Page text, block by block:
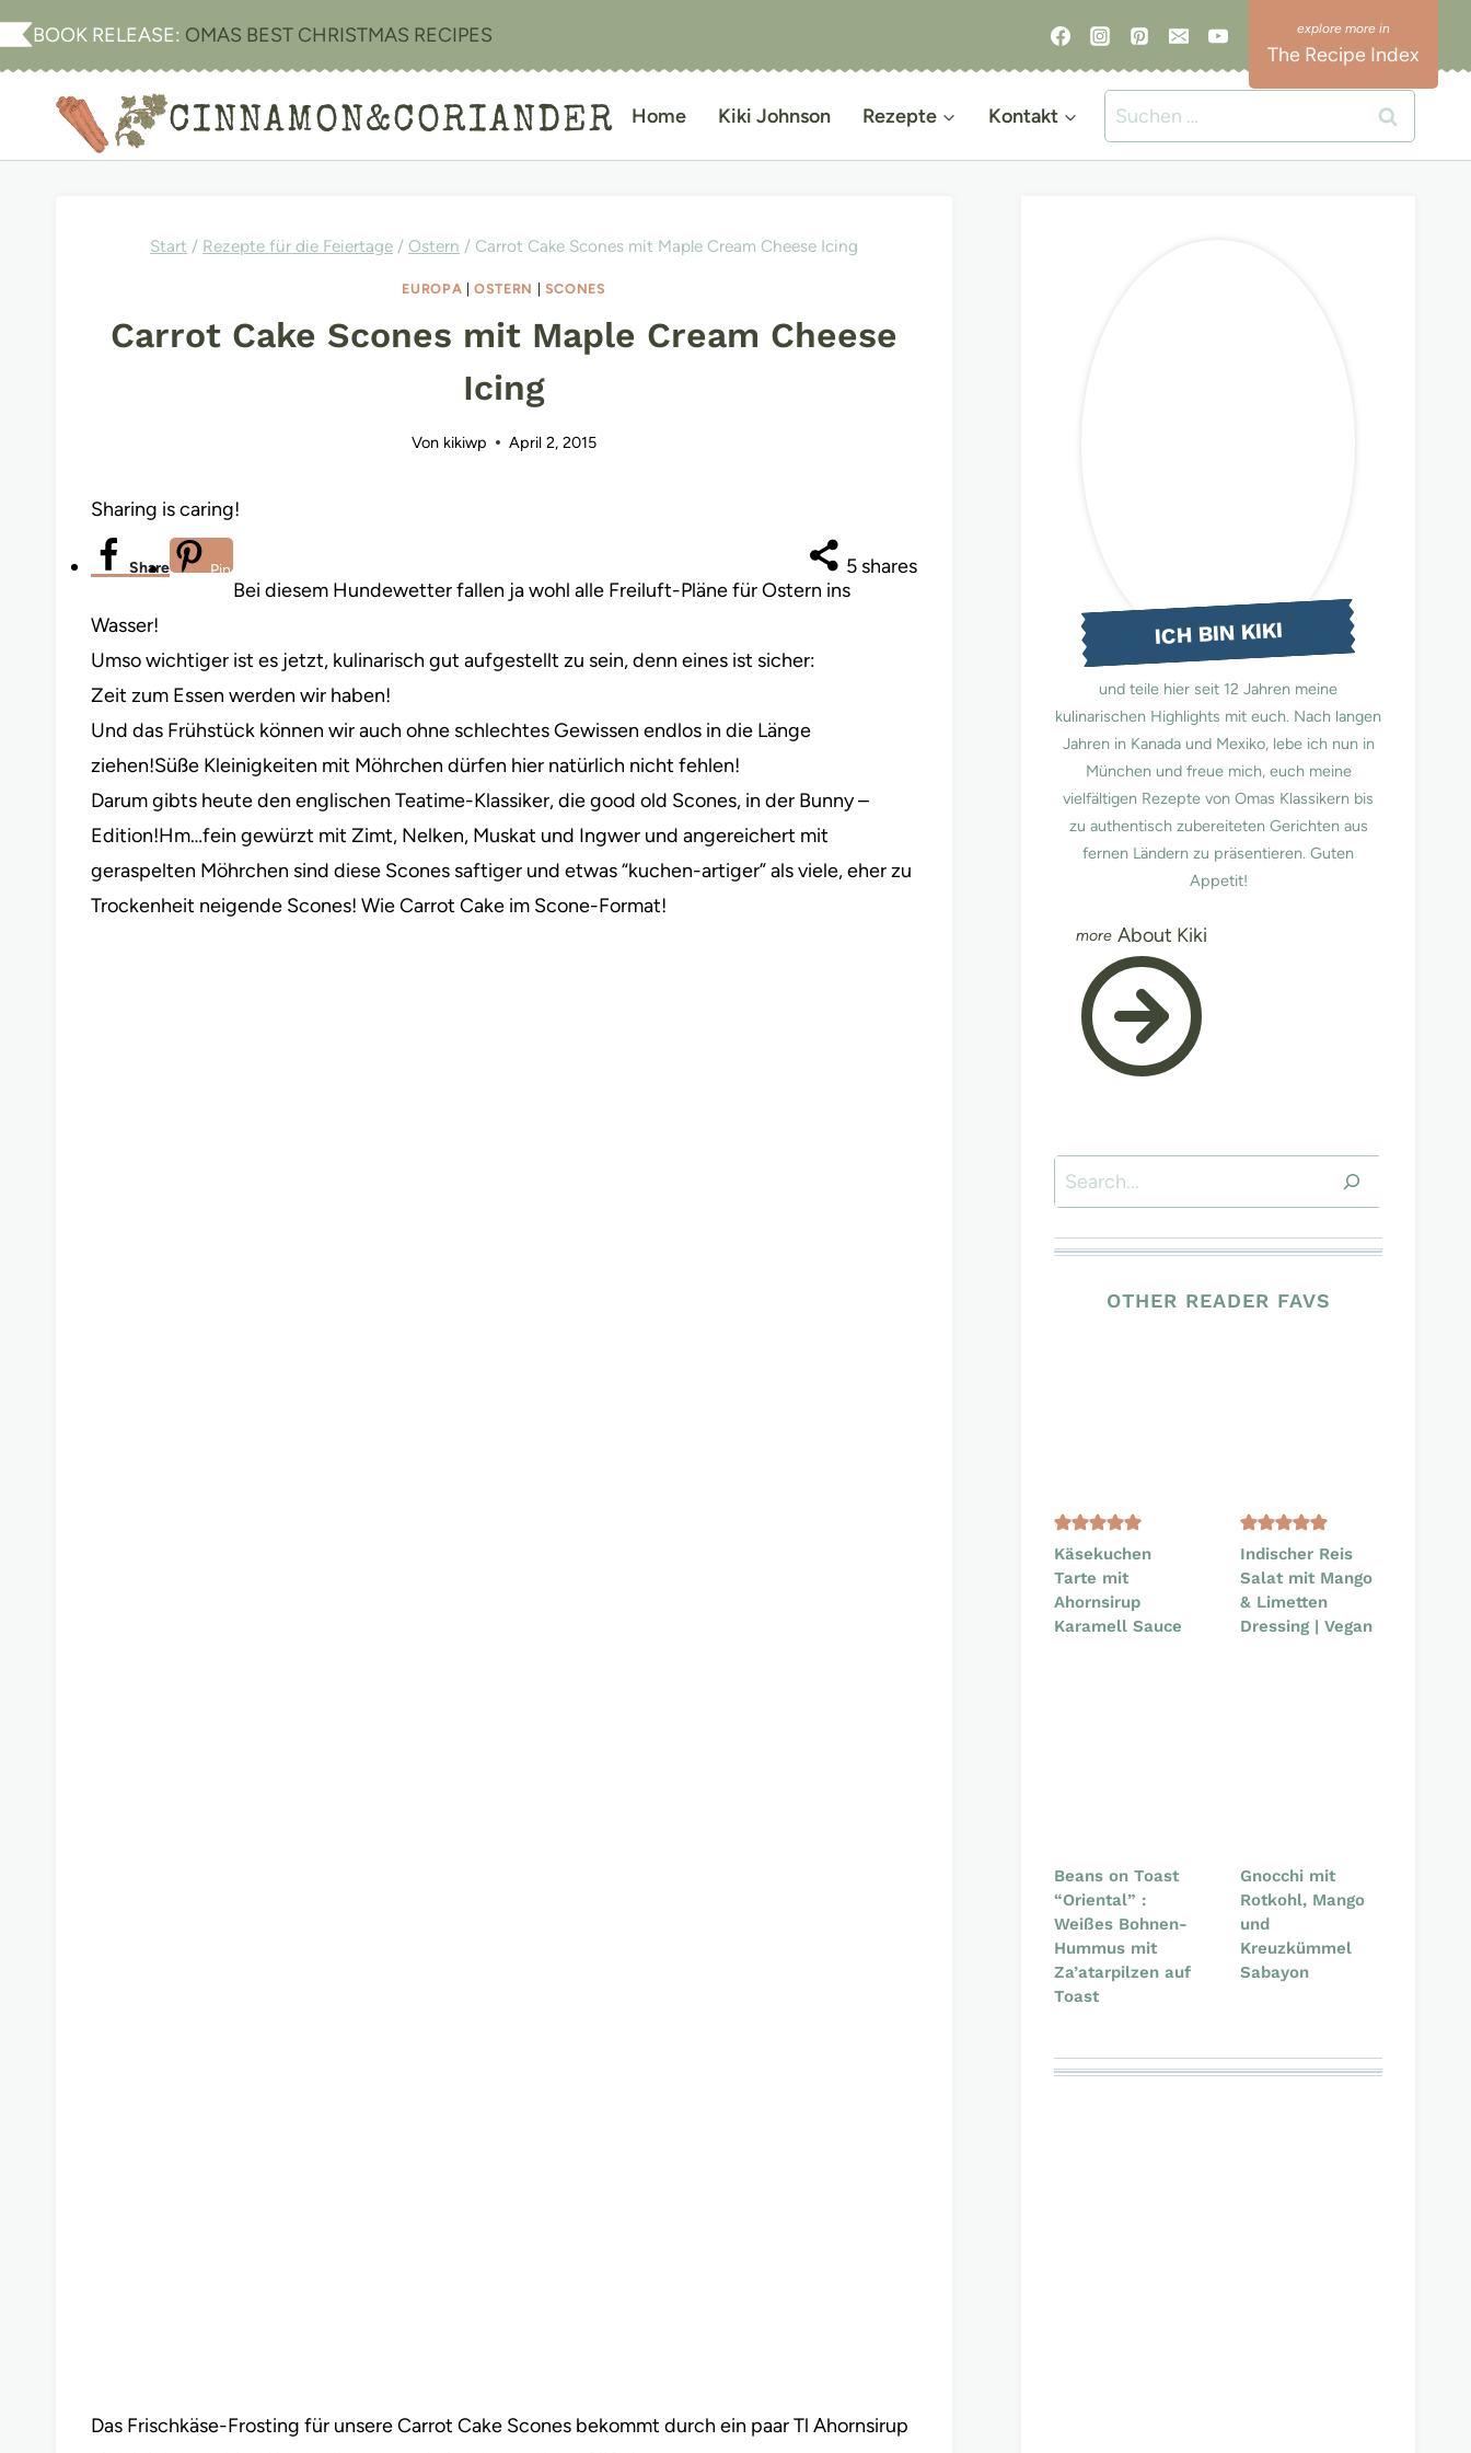
Zum
Inhalt
BOOK RELEASE: OMAS BEST CHRISTMAS RECIPES
The Recipe Index
CINNAMON&CORIANDER Home Kiki Johnson Rezepte Kontakt
Suchen
nach:
Start / Rezepte für die Feiertage / Ostern / Carrot Cake Scones mit Maple Cream Cheese Icing
EUROPA |OSTERN SCONES
Carrot Cake Scones mit Maple Cream Cheese
Icing
Von kikiwp April 2, 2015
Sharing is caring!
5 shares
Share Pin
Bei diesem Hundewetter fallen ja wohl alle Freiluft-Pläne für Ostern ins
Wasser!
Umso wichtiger ist es jetzt, kulinarisch gut aufgestellt zu sein, denn eines ist sicher:
Zeit zum Essen werden wir haben!
Und das Frühstück können wir auch ohne schlechtes Gewissen endlos in die Länge
ziehen!Süße Kleinigkeiten mit Möhrchen dürfen hier natürlich nicht fehlen!
Darum gibts heute den englischen Teatime-Klassiker, die good old Scones, in der Bunny –
Edition!Hm…fein gewürzt mit Zimt, Nelken, Muskat und Ingwer und angereichert mit
geraspelten Möhrchen sind diese Scones saftiger und etwas “kuchen-artiger” als viele, eher zu
Trockenheit neigende Scones! Wie Carrot Cake im Scone-Format!
Das Frischkäse-Frosting für unsere Carrot Cake Scones bekommt durch ein paar Tl Ahornsirup
ICH BIN KIKI
und teile hier seit 12 Jahren meine
kulinarischen Highlights mit euch. Nach langen
Jahren in Kanada und Mexiko, lebe ich nun in
München und freue mich, euch meine
vielfältigen Rezepte von Omas Klassikern bis
zu authentisch zubereiteten Gerichten aus
fernen Ländern zu präsentieren. Guten
Appetit!
About Kiki
Suchen
OTHER READER FAVS
Käsekuchen
Tarte mit
Ahornsirup
Karamell Sauce
Indischer Reis
Salat mit Mango
& Limetten
Dressing | Vegan
Beans on Toast
“Oriental” :
Weißes Bohnen-
Hummus mit
Za’atarpilzen auf
Toast
Gnocchi mit
Rotkohl, Mango
und
Kreuzkümmel
Sabayon